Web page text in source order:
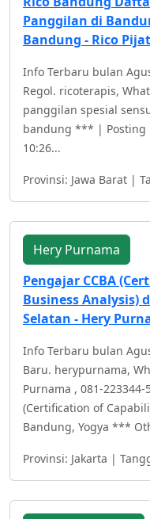
Panggilan di
Bandung - Rico
Info Terbaru bulan
Regol. ricoterapis,
panggilan spesial
bandung *** | Posting
10:26...
Provinsi: Jawa Barat |
Hery Purnama
Pengajar CCBA
Business Analysis)
Selatan - Hery
Info Terbaru bulan
Baru. herypurnama,
Purnama , 081-
(Certification of
Bandung, Yogya ***
Provinsi: Jakarta |